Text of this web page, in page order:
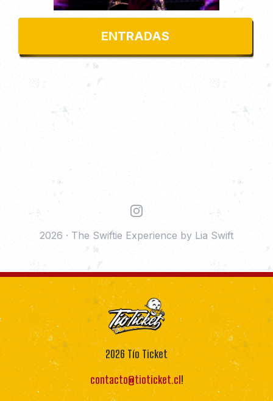
ENTRADAS
Instagram
2026 · The Swiftie Experience by Lia Swift
2026 Tío Ticket
contacto@tioticket.cl!